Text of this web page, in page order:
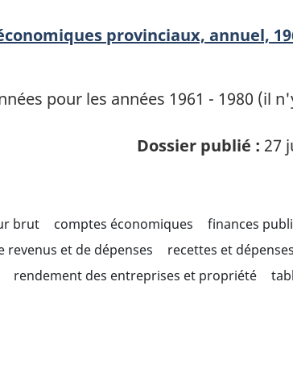
provinciaux, annuel,
pour les années 1961 - 1980 (il
Dossier publié : 27
brut comptes économiques
finances
et de dépenses
recettes et
rendement des entreprises et propriété